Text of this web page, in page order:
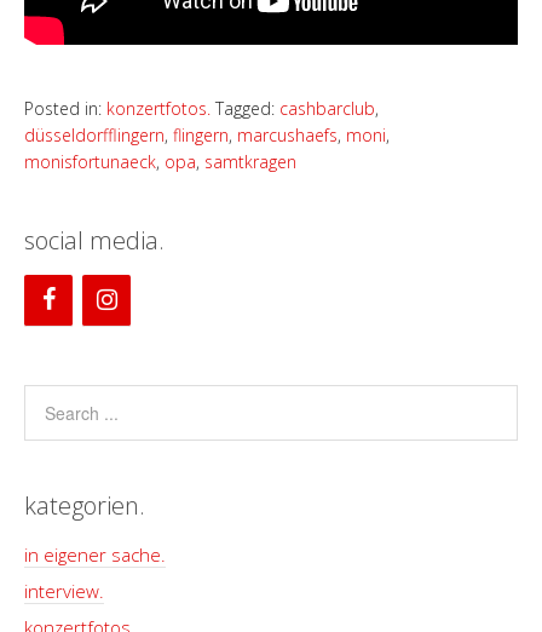
Posted in: konzertfotos. Tagged: cashbarclub,
düsseldorfflingern, flingern, marcushaefs, moni,
monisfortunaeck, opa, samtkragen
social media.
kategorien.
in eigener sache.
interview.
konzertfotos.